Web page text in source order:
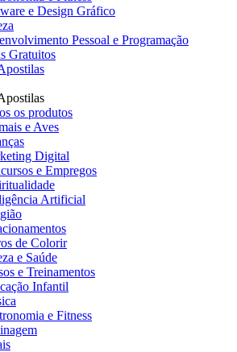
e Design Gráfico
Pessoal e Programação
Gratuitos
os produtos
e Aves
Digital
e Empregos
Artificial
de Colorir
e Saúde
e Treinamentos
Infantil
e Fitness